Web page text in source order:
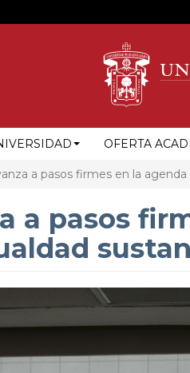
OFERTA
a pasos firmes en la
a pasos